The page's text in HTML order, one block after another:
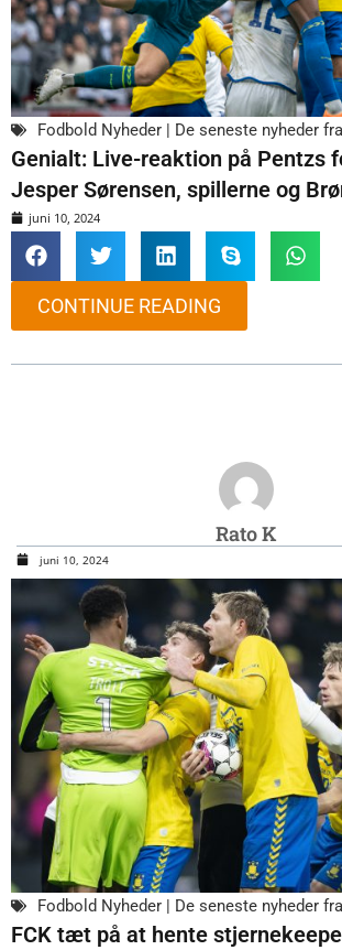
Fodbold Nyheder | De seneste nyheder
Genialt: Live-reaktion på Pentzs
Jesper Sørensen, spillerne og
juni 10, 2024
CONTINUE READING
Rato K
juni 10, 2024
Fodbold Nyheder | De seneste nyheder
FCK tæt på at hente